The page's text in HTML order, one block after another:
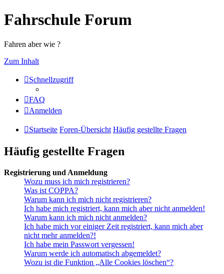
Fahrschule Forum
Fahren aber wie ?
Zum Inhalt
Schnellzugriff
FAQ
Anmelden
Startseite Foren-Übersicht Häufig gestellte Fragen
Häufig gestellte Fragen
Registrierung und Anmeldung
Wozu muss ich mich registrieren?
Was ist COPPA?
Warum kann ich mich nicht registrieren?
Ich habe mich registriert, kann mich aber nicht anmelden!
Warum kann ich mich nicht anmelden?
Ich habe mich vor einiger Zeit registriert, kann mich aber
nicht mehr anmelden?!
Ich habe mein Passwort vergessen!
Warum werde ich automatisch abgemeldet?
Wozu ist die Funktion „Alle Cookies löschen“?